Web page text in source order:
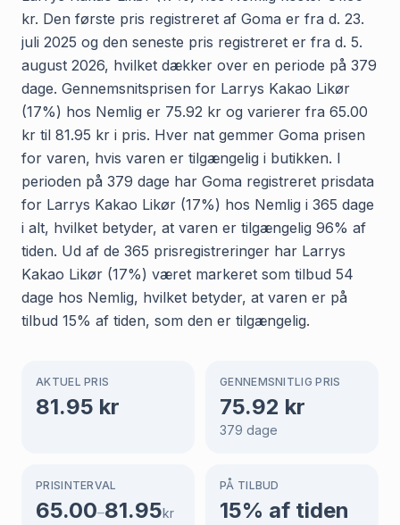
kr. Den første pris registreret af Goma er fra d. 23.
juli 2025 og den seneste pris registreret er fra d. 5.
august 2026, hvilket dækker over en periode på 379
dage. Gennemsnitsprisen for Larrys Kakao Likør
(17%) hos Nemlig er 75.92 kr og varierer fra 65.00
kr til 81.95 kr i pris. Hver nat gemmer Goma prisen
for varen, hvis varen er tilgængelig i butikken. I
perioden på 379 dage har Goma registreret prisdata
for Larrys Kakao Likør (17%) hos Nemlig i 365 dage
i alt, hvilket betyder, at varen er tilgængelig 96% af
tiden. Ud af de 365 prisregistreringer har Larrys
Kakao Likør (17%) været markeret som tilbud 54
dage hos Nemlig, hvilket betyder, at varen er på
tilbud 15% af tiden, som den er tilgængelig.
AKTUEL PRIS
81.95 kr
GENNEMSNITLIG PRIS
75.92 kr
379 dage
PRISINTERVAL
65.00–81.95kr
PÅ TILBUD
15% af tiden